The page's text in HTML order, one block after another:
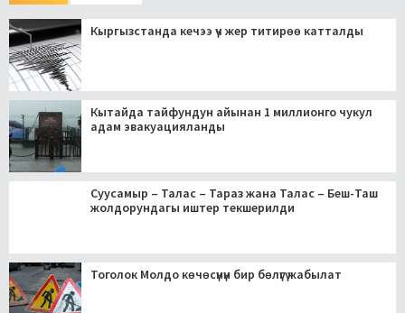
Кыргызстанда кечээ үч жер титирөө катталды
Кытайда тайфундун айынан 1 миллионго чукул
адам эвакуацияланды
Суусамыр – Талас – Тараз жана Талас – Беш-Таш
жолдорундагы иштер текшерилди
Тоголок Молдо көчөсүнүн бир бөлүгү жабылат